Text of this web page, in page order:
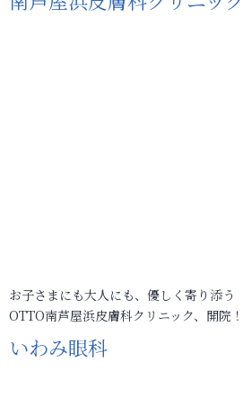
お子さまにも大人にも、優しく寄り添う
OTTO南芦屋浜皮膚科クリニック、開院！
いわみ眼科